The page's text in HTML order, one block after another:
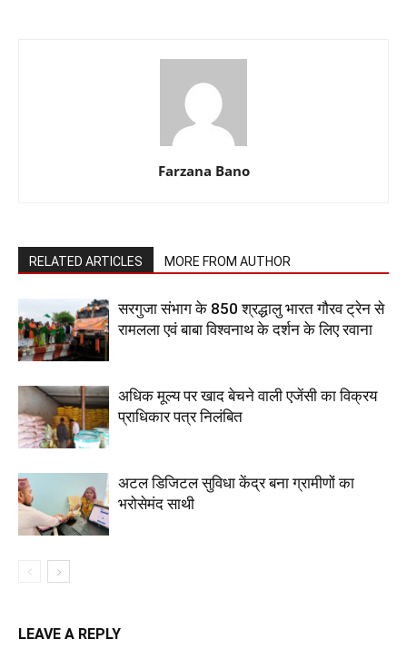
Farzana Bano
RELATED ARTICLES MORE FROM AUTHOR
सरगुजा संभाग के 850 श्रद्धालु भारत गौरव ट्रेन से
रामलला एवं बाबा विश्वनाथ के दर्शन के लिए रवाना
अधिक मूल्य पर खाद बेचने वाली एजेंसी का विक्रय
प्राधिकार पत्र निलंबित
अटल डिजिटल सुविधा केंद्र बना ग्रामीणों का
भरोसेमंद साथी
LEAVE A REPLY